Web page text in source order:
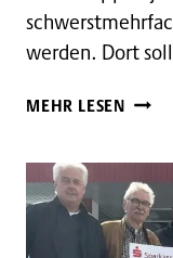
werden. Dort
MEHR LESEN
TAFEL
UND
BAND